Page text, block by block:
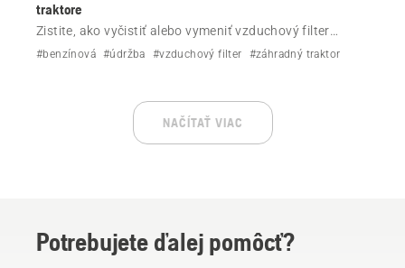
traktore
Zistite, ako vyčistiť alebo vymeniť vzduchový filter
záhradného traktora Husqvarna v niekoľkých
#benzínová #údržba #vzduchový filter #záhradný traktor
NAČÍTAŤ VIAC
Potrebujete ďalej pomôcť?